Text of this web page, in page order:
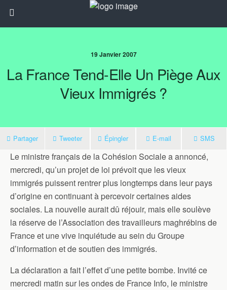
19 Janvier 2007
La France Tend-Elle Un Piège Aux
Vieux Immigrés ?
Partager Tweeter Épingler E-mail SMS
Le ministre français de la Cohésion Sociale a annoncé,
mercredi, qu’un projet de loi prévoit que les vieux
immigrés puissent rentrer plus longtemps dans leur pays
d’origine en continuant à percevoir certaines aides
sociales. La nouvelle aurait dû réjouir, mais elle soulève
la réserve de l’Association des travailleurs maghrébins de
France et une vive inquiétude au sein du Groupe
d’information et de soutien des immigrés.
La déclaration a fait l’effet d’une petite bombe. Invité ce
mercredi matin sur les ondes de France Info, le ministre